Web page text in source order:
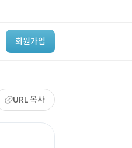
회원가입
URL 복사